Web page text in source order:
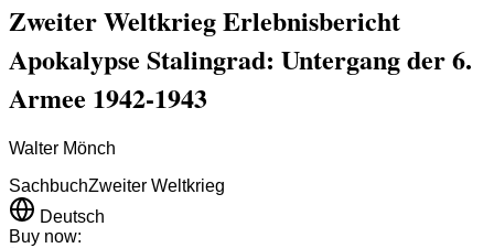
Zweiter Weltkrieg Erlebnisbericht
Apokalypse Stalingrad: Untergang der 6.
Armee 1942-1943
Walter Mönch
SachbuchZweiter Weltkrieg
Deutsch
Buy now: